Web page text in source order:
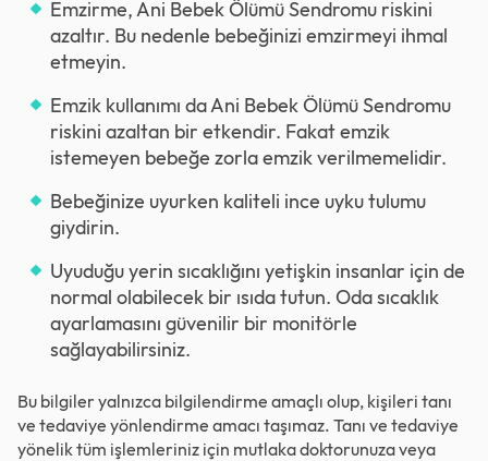
Emzirme, Ani Bebek Ölümü Sendromu riskini
azaltır. Bu nedenle bebeğinizi emzirmeyi ihmal
etmeyin.
Emzik kullanımı da Ani Bebek Ölümü Sendromu
riskini azaltan bir etkendir. Fakat emzik
istemeyen bebeğe zorla emzik verilmemelidir.
Bebeğinize uyurken kaliteli ince uyku tulumu
giydirin.
Uyuduğu yerin sıcaklığını yetişkin insanlar için de
normal olabilecek bir ısıda tutun. Oda sıcaklık
ayarlamasını güvenilir bir monitörle
sağlayabilirsiniz.
Bu bilgiler yalnızca bilgilendirme amaçlı olup, kişileri tanı
ve tedaviye yönlendirme amacı taşımaz. Tanı ve tedaviye
yönelik tüm işlemleriniz için mutlaka doktorunuza veya